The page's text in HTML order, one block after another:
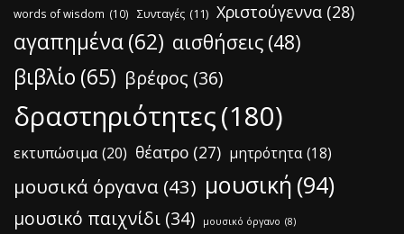
words of wisdom (10) Συνταγές (11) Χριστούγεννα (28)
αγαπημένα(62) αισθήσεις (48)
βιβλίο (65) βρέφος (36)
δραστηριότητες(180)
εκτυπώσιμα (20) θέατρο (27) μητρότητα (18)
μουσικά όργανα (43) μουσική (94)
μουσικό παιχνίδι (34) μουσικό όργανο (8)